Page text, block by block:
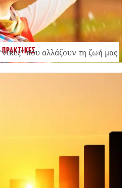
ΠΡΑΚΤΙΚΕΣπου αλλάζουν τη ζωή μας